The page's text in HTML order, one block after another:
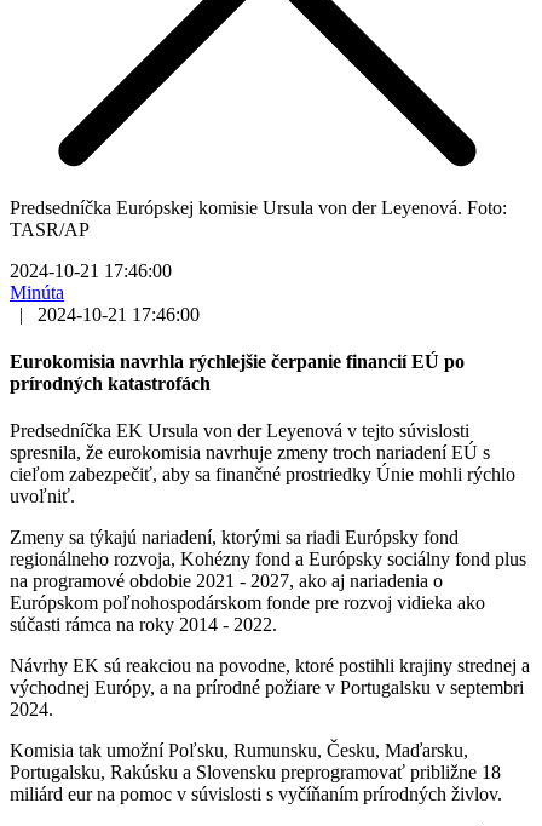
Predsedníčka Európskej komisie Ursula von der Leyenová. Foto:
TASR/AP
2024-10-21 17:46:00
Minúta
|
2024-10-21 17:46:00
Eurokomisia navrhla rýchlejšie čerpanie financií EÚ po
prírodných katastrofách
Predsedníčka EK Ursula von der Leyenová v tejto súvislosti
spresnila, že eurokomisia navrhuje zmeny troch nariadení EÚ s
cieľom zabezpečiť, aby sa finančné prostriedky Únie mohli rýchlo
uvoľniť.
Zmeny sa týkajú nariadení, ktorými sa riadi Európsky fond
regionálneho rozvoja, Kohézny fond a Európsky sociálny fond plus
na programové obdobie 2021 - 2027, ako aj nariadenia o
Európskom poľnohospodárskom fonde pre rozvoj vidieka ako
súčasti rámca na roky 2014 - 2022.
Návrhy EK sú reakciou na povodne, ktoré postihli krajiny strednej a
východnej Európy, a na prírodné požiare v Portugalsku v septembri
2024.
Komisia tak umožní Poľsku, Rumunsku, Česku, Maďarsku,
Portugalsku, Rakúsku a Slovensku preprogramovať približne 18
miliárd eur na pomoc v súvislosti s vyčíňaním prírodných živlov.